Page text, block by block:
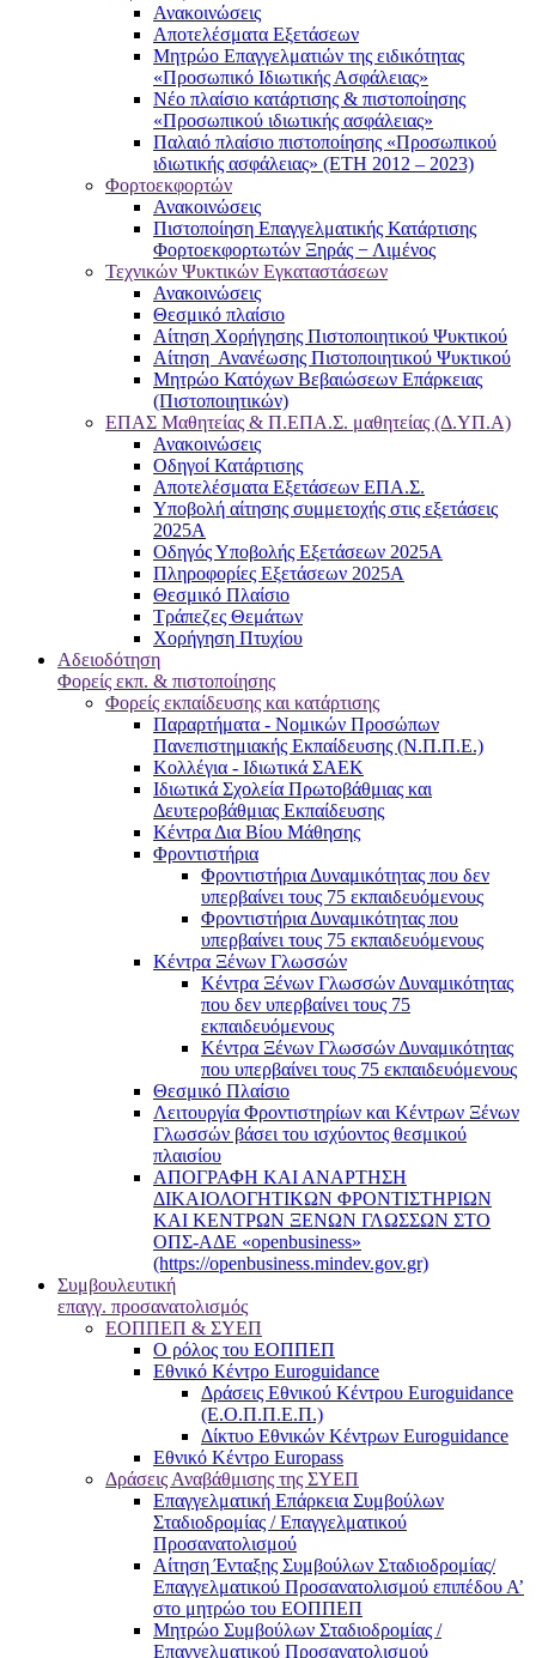
Ανακοινώσεις
Αποτελέσματα Εξετάσεων
Μητρώο Επαγγελματιών της ειδικότητας
«Προσωπικό Ιδιωτικής Ασφάλειας»
Νέο πλαίσιο κατάρτισης & πιστοποίησης
«Προσωπικού ιδιωτικής ασφάλειας»
Παλαιό πλαίσιο πιστοποίησης «Προσωπικού
ιδιωτικής ασφάλειας» (ΕΤΗ 2012 – 2023)
Φορτοεκφορτών
Ανακοινώσεις
Πιστοποίηση Επαγγελματικής Κατάρτισης
Φορτοεκφορτωτών Ξηράς − Λιμένος
Τεχνικών Ψυκτικών Εγκαταστάσεων
Ανακοινώσεις
Θεσμικό πλαίσιο
Αίτηση Χορήγησης Πιστοποιητικού Ψυκτικού
Αίτηση Ανανέωσης Πιστοποιητικού Ψυκτικού
Μητρώο Κατόχων Βεβαιώσεων Επάρκειας
(Πιστοποιητικών)
ΕΠΑΣ Μαθητείας & Π.ΕΠΑ.Σ. μαθητείας (Δ.ΥΠ.Α)
Ανακοινώσεις
Oδηγοί Κατάρτισης
Αποτελέσματα Εξετάσεων ΕΠΑ.Σ.
Υποβολή αίτησης συμμετοχής στις εξετάσεις
2025Α
Οδηγός Υποβολής Εξετάσεων 2025A
Πληροφορίες Εξετάσεων 2025Α
Θεσμικό Πλαίσιο
Τράπεζες Θεμάτων
Χορήγηση Πτυχίου
Αδειοδότηση
Φορείς εκπ. & πιστοποίησης
Φορείς εκπαίδευσης και κατάρτισης
Παραρτήματα - Νομικών Προσώπων
Πανεπιστημιακής Εκπαίδευσης (Ν.Π.Π.Ε.)
Κολλέγια - Ιδιωτικά ΣΑΕΚ
Ιδιωτικά Σχολεία Πρωτοβάθμιας και
Δευτεροβάθμιας Εκπαίδευσης
Κέντρα Δια Βίου Μάθησης
Φροντιστήρια
Φροντιστήρια Δυναμικότητας που δεν
υπερβαίνει τους 75 εκπαιδευόμενους
Φροντιστήρια Δυναμικότητας που
υπερβαίνει τους 75 εκπαιδευόμενους
Κέντρα Ξένων Γλωσσών
Kέντρα Ξένων Γλωσσών Δυναμικότητας
που δεν υπερβαίνει τους 75
εκπαιδευόμενους
Kέντρα Ξένων Γλωσσών Δυναμικότητας
που υπερβαίνει τους 75 εκπαιδευόμενους
Θεσμικό Πλαίσιο
Λειτουργία Φροντιστηρίων και Κέντρων Ξένων
Γλωσσών βάσει του ισχύοντος θεσμικού
πλαισίου
ΑΠΟΓΡΑΦΗ ΚΑΙ ΑΝΑΡΤΗΣΗ
ΔΙΚΑΙΟΛΟΓΗΤΙΚΩΝ ΦΡΟΝΤΙΣΤΗΡΙΩΝ
ΚΑΙ ΚΕΝΤΡΩΝ ΞΕΝΩΝ ΓΛΩΣΣΩΝ ΣΤΟ
ΟΠΣ-ΑΔΕ «openbusiness»
(https://openbusiness.mindev.gov.gr)
Συμβουλευτική
επαγγ. προσανατολισμός
ΕΟΠΠΕΠ & ΣΥΕΠ
Ο ρόλος του ΕΟΠΠΕΠ
Εθνικό Κέντρο Euroguidance
Δράσεις Εθνικού Κέντρου Euroguidance
(Ε.Ο.Π.Π.Ε.Π.)
Δίκτυο Εθνικών Κέντρων Euroguidance
Εθνικό Κέντρο Europass
Δράσεις Αναβάθμισης της ΣΥΕΠ
Επαγγελματική Επάρκεια Συμβούλων
Σταδιοδρομίας / Επαγγελματικού
Προσανατολισμού
Αίτηση Ένταξης Συμβούλων Σταδιοδρομίας/
Επαγγελματικού Προσανατολισμού επιπέδου Α’
στο μητρώο του ΕΟΠΠΕΠ
Μητρώο Συμβούλων Σταδιοδρομίας /
Επαγγελματικού Προσανατολισμού